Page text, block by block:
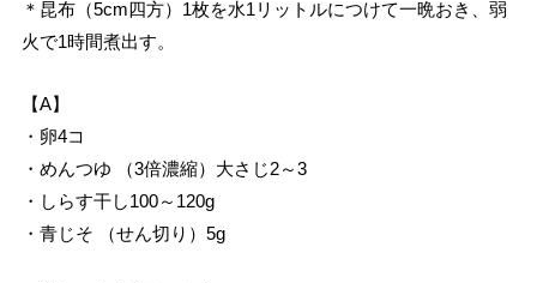
＊昆布（5cm四方）1枚を水1リットルにつけて一晩おき、弱
火で1時間煮出す。
【A】
・卵4コ
・めんつゆ （3倍濃縮）大さじ2～3
・しらす干し100～120g
・青じそ （せん切り）5g